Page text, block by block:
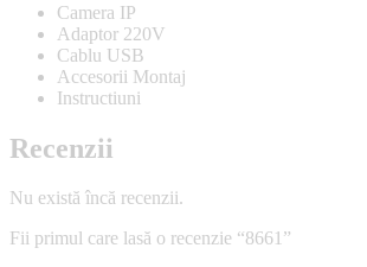
Camera IP
Adaptor 220V
Cablu USB
Accesorii Montaj
Instructiuni
Recenzii
Nu există încă recenzii.
Fii primul care lasă o recenzie “8661”